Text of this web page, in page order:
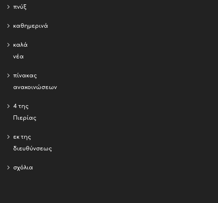
πνύξ
καθημερινά
καλά
νέα
πίνακας
ανακοινώσεων
4 της
Πιερίας
εκ της
διευθύνσεως
σχόλια